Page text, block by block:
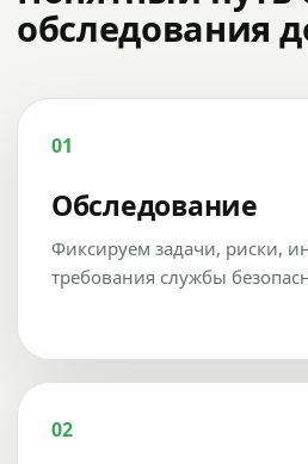
обследования
01
Обследование
Фиксируем задачи, риски,
требования службы
02